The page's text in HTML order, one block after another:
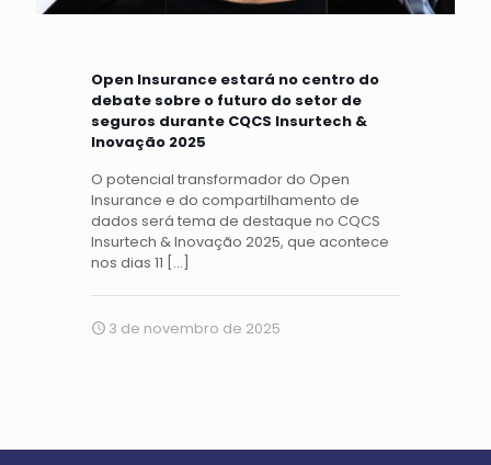
Open Insurance estará no centro do
debate sobre o futuro do setor de
seguros durante CQCS Insurtech &
Inovação 2025
O potencial transformador do Open
Insurance e do compartilhamento de
dados será tema de destaque no CQCS
Insurtech & Inovação 2025, que acontece
nos dias 11 […]
3 de novembro de 2025